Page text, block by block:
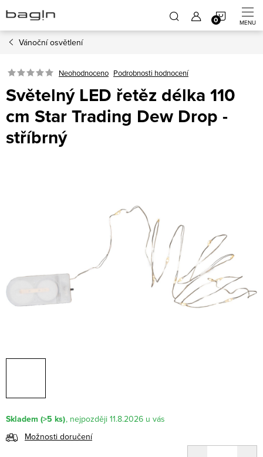
na
obsah
Vánoční osvětlení
Neohodnoceno Podrobnosti hodnocení
Světelný LED řetěz délka 110
cm Star Trading Dew Drop -
stříbrný
Skladem (>5 ks)
11.8.2026
Možnosti doručení